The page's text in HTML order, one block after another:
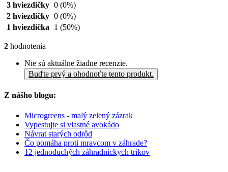
3 hviezdičky 0 (0%)
2 hviezdičky 0 (0%)
1 hviezdička
1 (50%)
2 hodnotenia
Nie sú aktuálne žiadne recenzie.
Buďte prvý a ohodnoťte tento produkt.
Z nášho blogu:
Microgreens - malý zelený zázrak
Vypestujte si vlastné avokádo
Návrat starých odrôd
Čo pomáha proti mravcom v záhrade?
12 jednoduchých záhradníckych trikov